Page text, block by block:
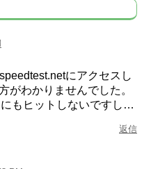
にアクセスし
がわかりませんでした。
もヒットしないですし…
返信